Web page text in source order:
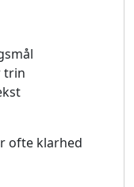
trin
ofte klarhed